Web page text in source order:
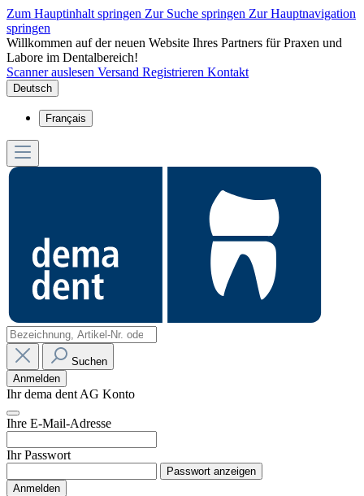
Zum Hauptinhalt springen Zur Suche springen Zur Hauptnavigation
springen
Willkommen auf der neuen Website Ihres Partners für Praxen und
Labore im Dentalbereich!
Scanner auslesen Versand Registrieren Kontakt
Deutsch
Français
Suchen
Anmelden
Ihr dema dent AG Konto
Ihre E-Mail-Adresse
Ihr Passwort
Passwort anzeigen
Anmelden